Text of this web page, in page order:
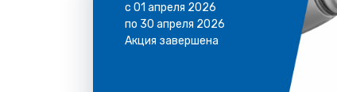
с 01 апреля 2026
по 30 апреля 2026
Акция завершена